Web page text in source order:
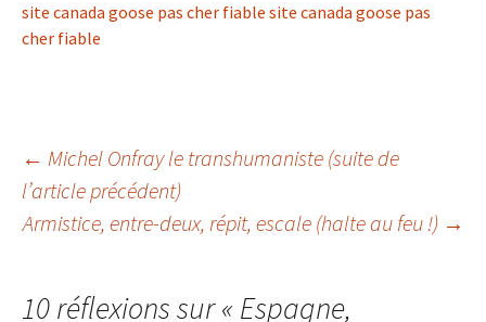
site canada goose pas cher fiable site canada goose pas
cher fiable
Navigation
des
articles
← Michel Onfray le transhumaniste (suite de
l’article précédent)
Armistice, entre-deux, répit, escale (halte au feu !) →
10 réflexions sur « Espagne,